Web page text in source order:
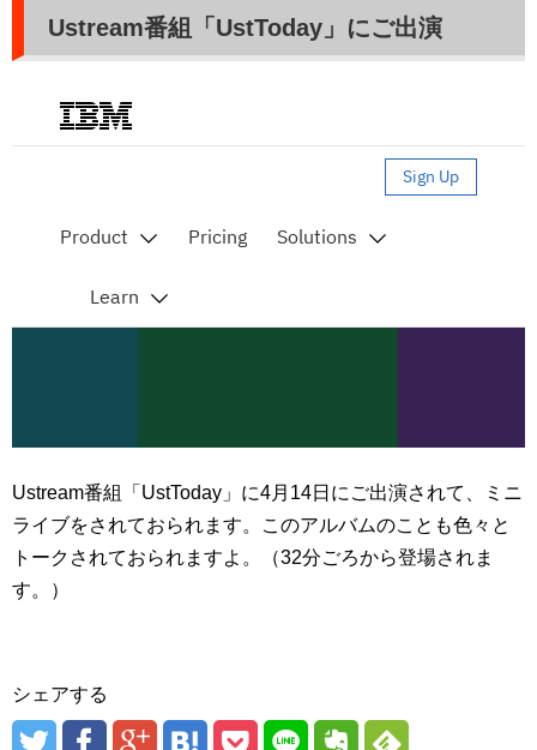
Ustream番組「UstToday」にご出演
Ustream番組「UstToday」に4月14日にご出演されて、ミニ
ライブをされておられます。このアルバムのことも色々と
トークされておられますよ。（32分ごろから登場されま
す。）
シェアする